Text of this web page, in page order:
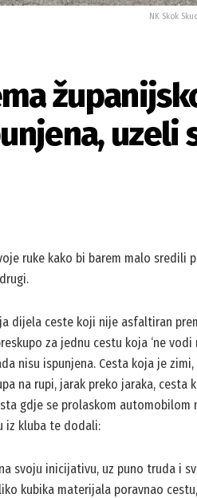
NK Skok
uzeli
ruke kako bi barem malo sredili
dijela ceste koji nije asfaltiran
za jednu cestu koja ‘ne vodi
nisu ispunjena. Cesta koja je
na rupi, jarak preko jaraka, cesta
gdje se prolaskom automobilom
iz kluba te dodali:
svoju inicijativu, uz puno truda i
kubika materijala poravnao